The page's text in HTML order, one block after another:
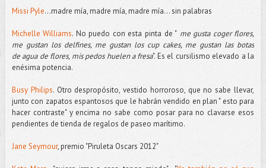
Missi Pyle...madre mía, madre mía, madre mía... sin palabras
Michelle Williams. No puedo con esta pinta de " me gusta coger flores,
me gustan los delfines, me gustan los cup cakes, me gustan las botas
de agua de flores, mis pedos huelen a fresa". Es el cursilismo elevado a la
enésima potencia.
Busy Philips. Otro despropósito, vestido horroroso, que no sabe llevar,
junto con zapatos espantosos que le habrán vendido en plan " esto para
hacer contraste" y encima no sabe como posar para no clavarse esos
pendientes de tienda de regalos de paseo marítimo.
Jane Seymour, premio "Piruleta Oscars 2012"